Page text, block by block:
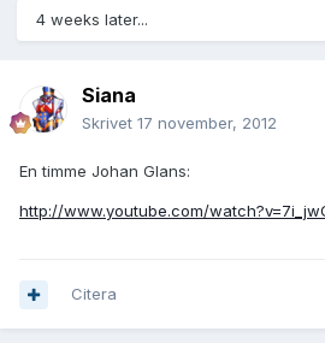
4 weeks later...
Siana
Skrivet 17 november, 2012
En timme Johan Glans:
http://www.youtube.com/
Citera